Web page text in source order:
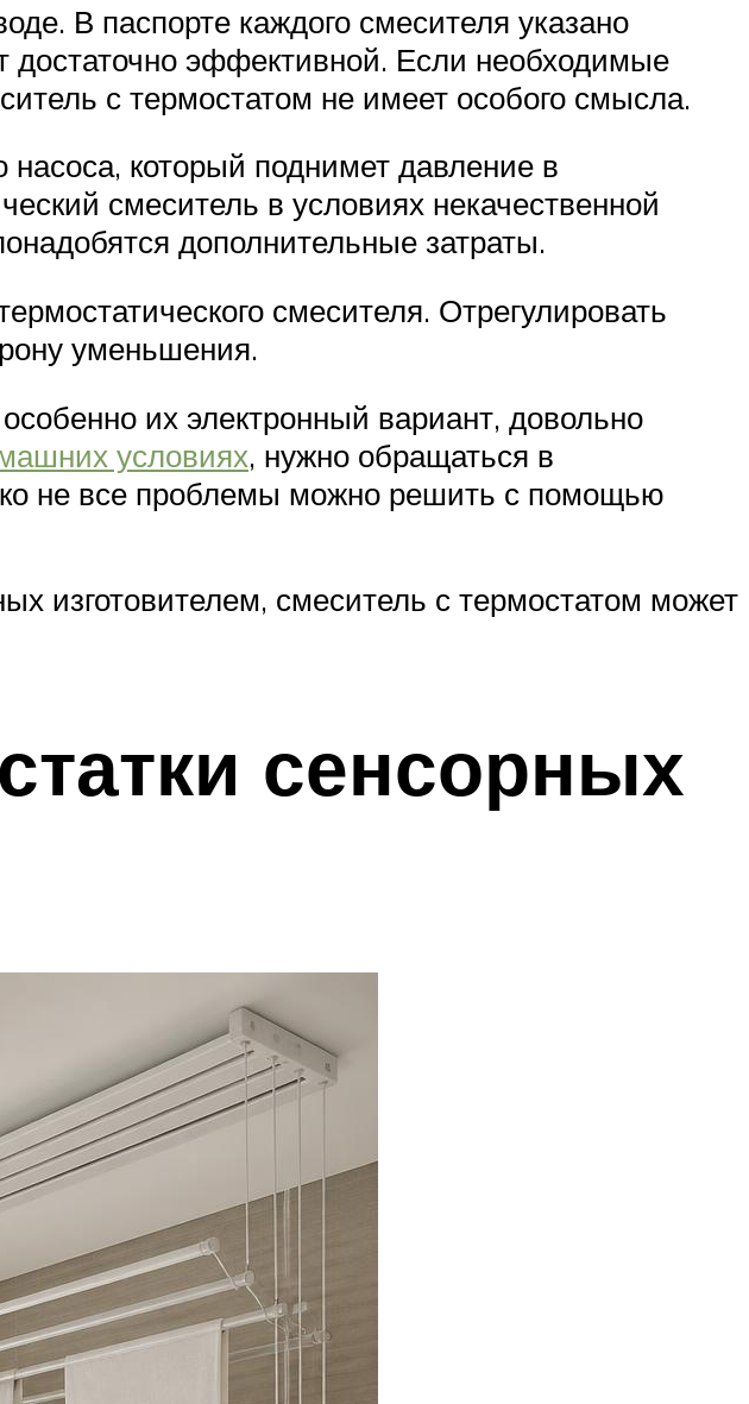
В паспорте каждого смесителя указано
достаточно эффективной. Если необходимые
с термостатом не имеет особого смысла.
который поднимет давление в
смеситель в условиях некачественной
дополнительные затраты.
смесителя. Отрегулировать
уменьшения.
их электронный вариант, довольно
условиях, нужно обращаться в
не все проблемы можно решить с помощью
изготовителем, смеситель с термостатом может
сенсорных